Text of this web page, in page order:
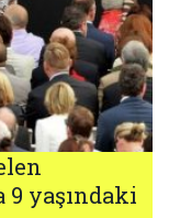
yaşındaki